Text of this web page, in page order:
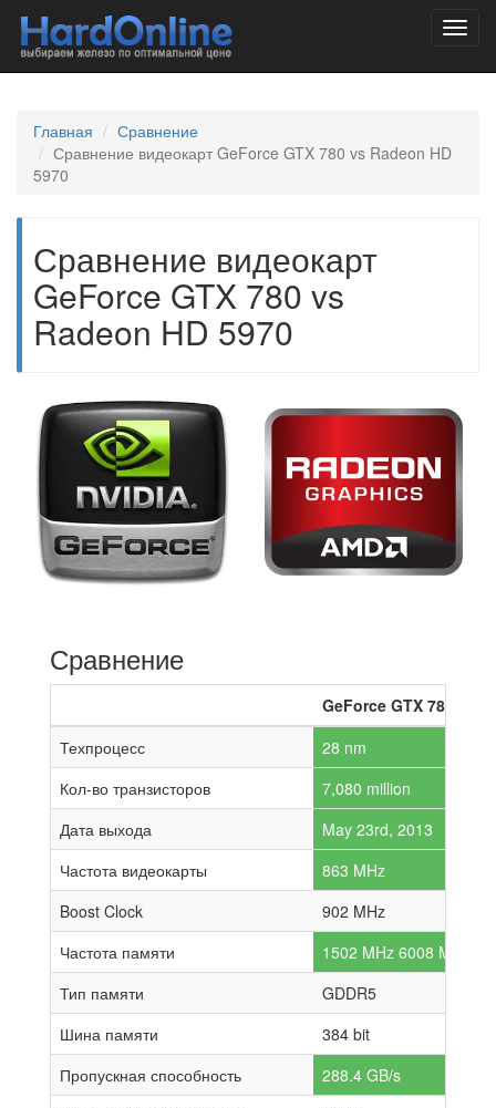
Главная
Сравнение
Сравнение видеокарт GeForce GTX 780 vs Radeon HD
5970
Сравнение видеокарт
GeForce GTX 780 vs
Radeon HD 5970
Сравнение
GeForce GTX 780
Техпроцесс
28 nm
Кол-во транзисторов
7,080 million
Дата выхода
May 23rd, 2013
Частота видеокарты
863 MHz
Boost Clock
902 MHz
Частота памяти
1502 MHz 6008 MHz
Тип памяти
GDDR5
Шина памяти
384 bit
Пропускная способность
288.4 GB/s